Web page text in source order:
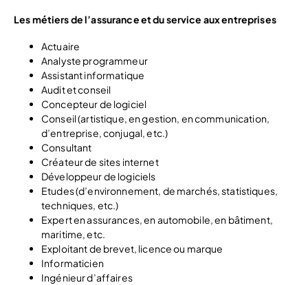
Les métiers de l’assurance et du service aux entreprises
Actuaire
Analyste programmeur
Assistant informatique
Audit et conseil
Concepteur de logiciel
Conseil (artistique, en gestion, en communication,
d’entreprise, conjugal, etc.)
Consultant
Créateur de sites internet
Développeur de logiciels
Etudes (d’environnement, de marchés, statistiques,
techniques, etc.)
Expert en assurances, en automobile, en bâtiment,
maritime, etc.
Exploitant de brevet, licence ou marque
Informaticien
Ingénieur d’affaires